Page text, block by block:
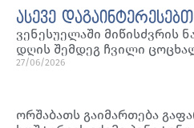
ასევე დაგაინტერესებთ
ვენესუელაში მიწისძვრის
დღის შემდეგ ჩვილი
27/06/2026
ორშაბათს გაიმართება